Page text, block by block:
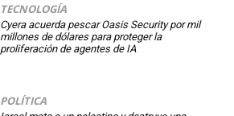
TECNOLOGÍA
Cyera acuerda pescar Oasis Security por mil
millones de dólares para proteger la
proliferación de agentes de IA
POLÍTICA